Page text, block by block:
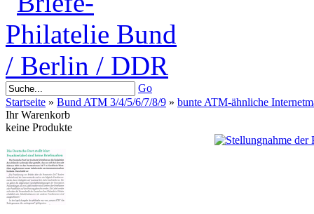
Go
Startseite » Bund ATM 3/4/5/6/7/8/9 » bunte ATM-ähnliche
Ihr Warenkorb
keine Produkte